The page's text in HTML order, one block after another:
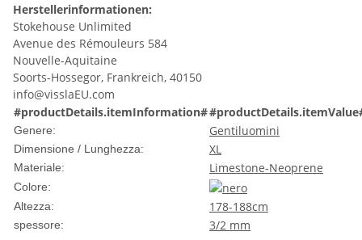
Herstellerinformationen:
Stokehouse Unlimited
Avenue des Rémouleurs 584
Nouvelle-Aquitaine
Soorts-Hossegor, Frankreich, 40150
info@visslaEU.com
#productDetails.itemInformation#
Genere: Gentiluomini
Dimensione / Lunghezza: XL
Materiale: Limestone-Neoprene
Colore:
Altezza:
178-188cm
spessore: 3/2 mm